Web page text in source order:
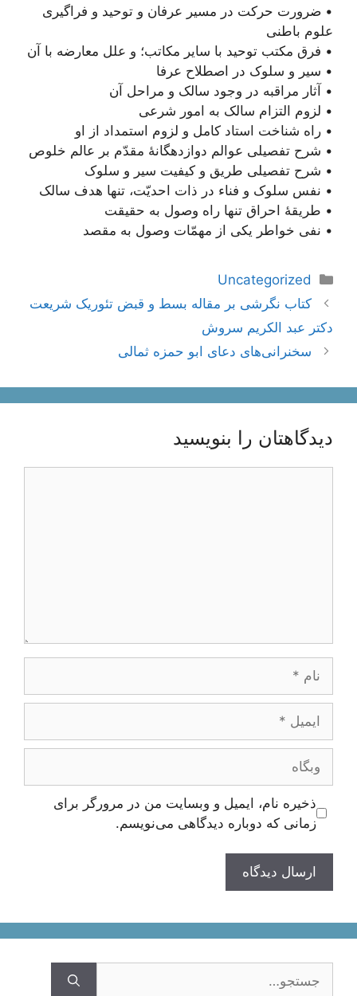
• ضرورت حركت در مسير عرفان و توحيد و فراگیری
علوم باطنی
• فرق مكتب توحيد با ساير مكاتب؛ و علل معارضه با آن
• سیر و سلوک در اصطلاح عرفا
• آثار مراقبه در وجود سالک و مراحل آن
• لزوم التزام سالک به امور شرعی
• راه شناخت استاد کامل و لزوم استمداد از او
• شرح تفصيلى عوالم دوازدهگانۀ مقدّم بر عالم خلوص
• شرح تفصیلی طریق و کیفیت سیر و سلوک
• نفس سلوک و فناء در ذات احديّت، تنها هدف سالک
• طریقۀ احراق تنها راه وصول به حقیقت
• نفی خواطر یکی از مهمّات وصول به مقصد
دسته‌ها
Uncategorized
ناوبری
نوشته‌ها
کتاب نگرشی بر مقاله بسط و قبض تئوریک شریعت
دکتر عبد الکریم سروش
سخنرانی‌های دعای ابو حمزه ثمالی
دیدگاهتان را بنویسید
وبگاه
ذخیره نام، ایمیل و وبسایت من در مرورگر برای
زمانی که دوباره دیدگاهی می‌نویسم.